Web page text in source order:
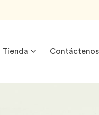
Tienda Contáctenos